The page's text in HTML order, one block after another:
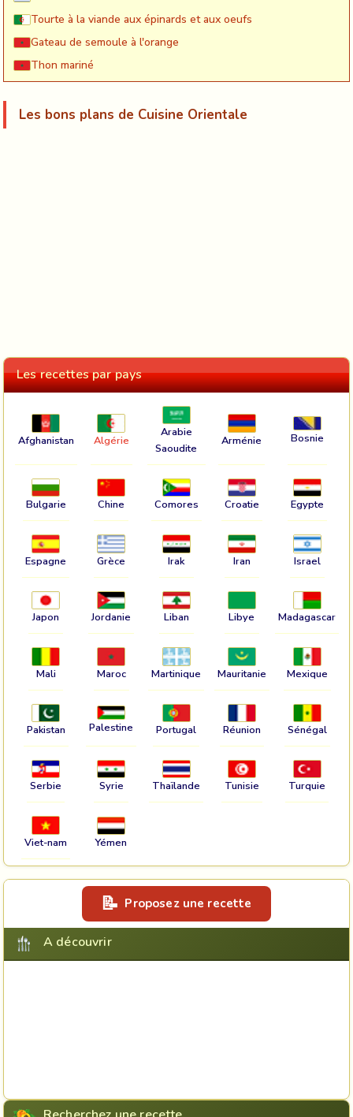
Tourte à la viande aux épinards et aux oeufs
Gateau de semoule à l'orange
Thon mariné
Les bons plans de Cuisine Orientale
Les recettes par pays
Afghanistan Algérie
Arabie
Saoudite
Arménie Bosnie
Bulgarie Chine Comores Croatie Egypte
Espagne Grèce Irak Iran Israel
Japon Jordanie Liban Libye Madagascar
Mali Maroc Martinique Mauritanie Mexique
Pakistan Palestine Portugal Réunion Sénégal
Serbie Syrie Thaïlande Tunisie Turquie
Viet-nam Yémen
Proposez une recette
A découvrir